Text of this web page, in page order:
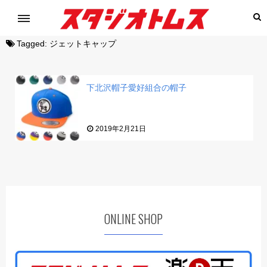
Tagged: ジェットキャップ
下北沢帽子愛好組合の帽子
2019年2月21日
ONLINE SHOP